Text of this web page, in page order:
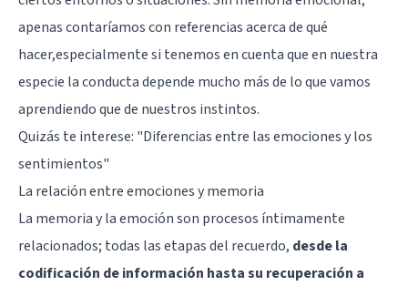
apenas contaríamos con referencias acerca de qué
hacer,especialmente si tenemos en cuenta que en nuestra
especie la conducta depende mucho más de lo que vamos
aprendiendo que de nuestros instintos.
Quizás te interese: "Diferencias entre las emociones y los
sentimientos"
La relación entre emociones y memoria
La memoria y la emoción son procesos íntimamente
relacionados; todas las etapas del recuerdo, desde la
codificación de información hasta su recuperación a